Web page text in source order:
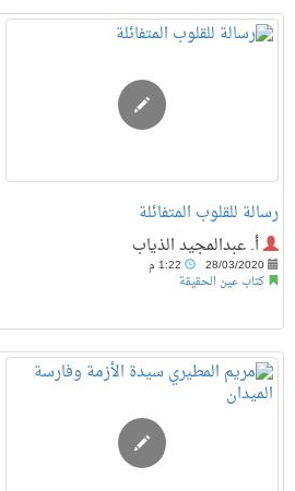
رسالة للقلوب المتفائلة
أ. عبدالمجيد الذياب
28/03/2020
كتاب عين الحقيقة